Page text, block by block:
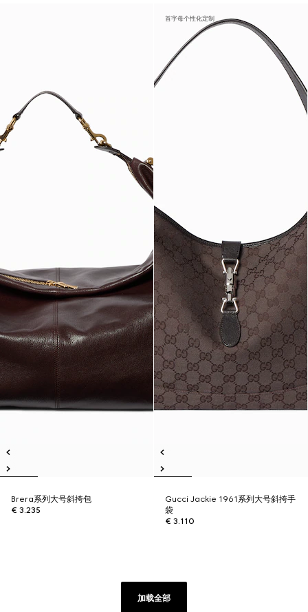
Brera系列大号斜挎包
€ 3.235
首字母个性化定制
Gucci Jackie 1961系列大号斜挎手
袋
€ 3.110
加载全部